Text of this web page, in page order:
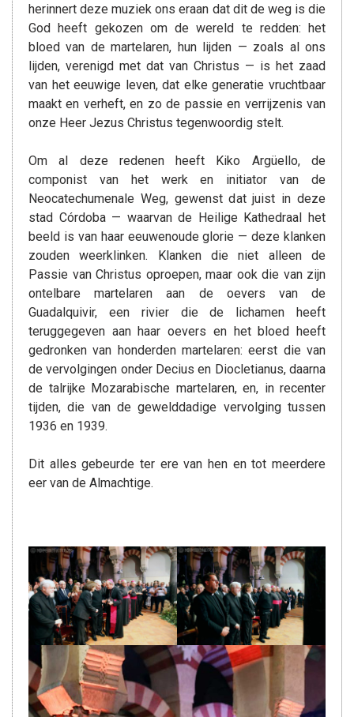
herinnert deze muziek ons eraan dat dit de weg is die
God heeft gekozen om de wereld te redden: het
bloed van de martelaren, hun lijden — zoals al ons
lijden, verenigd met dat van Christus — is het zaad
van het eeuwige leven, dat elke generatie vruchtbaar
maakt en verheft, en zo de passie en verrijzenis van
onze Heer Jezus Christus tegenwoordig stelt.
Om al deze redenen heeft Kiko Argüello, de
componist van het werk en initiator van de
Neocatechumenale Weg, gewenst dat juist in deze
stad Córdoba — waarvan de Heilige Kathedraal het
beeld is van haar eeuwenoude glorie — deze klanken
zouden weerklinken. Klanken die niet alleen de
Passie van Christus oproepen, maar ook die van zijn
ontelbare martelaren aan de oevers van de
Guadalquivir, een rivier die de lichamen heeft
teruggegeven aan haar oevers en het bloed heeft
gedronken van honderden martelaren: eerst die van
de vervolgingen onder Decius en Diocletianus, daarna
de talrijke Mozarabische martelaren, en, in recenter
tijden, die van de gewelddadige vervolging tussen
1936 en 1939.
Dit alles gebeurde ter ere van hen en tot meerdere
eer van de Almachtige.